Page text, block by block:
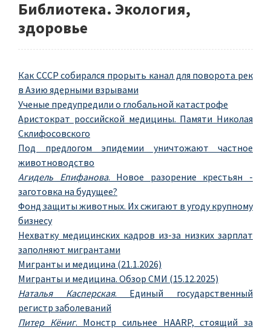
Библиотека. Экология,
здоровье
Как СССР собирался прорыть канал для поворота рек
в Азию ядерными взрывами
Ученые предупредили о глобальной катастрофе
Аристократ российской медицины. Памяти Николая
Склифосовского
Под предлогом эпидемии уничтожают частное
животноводство
Агидель Епифанова. Новое разорение крестьян -
заготовка на будущее?
Фонд защиты животных. Их сжигают в угоду крупному
бизнесу
Нехватку медицинских кадров из-за низких зарплат
заполняют мигрантами
Мигранты и медицина (21.1.2026)
Мигранты и медицина. Обзор СМИ (15.12.2025)
Наталья Касперская. Единый государственный
регистр заболеваний
Питер Кёниг. Монстр сильнее HAARP, стоящий за